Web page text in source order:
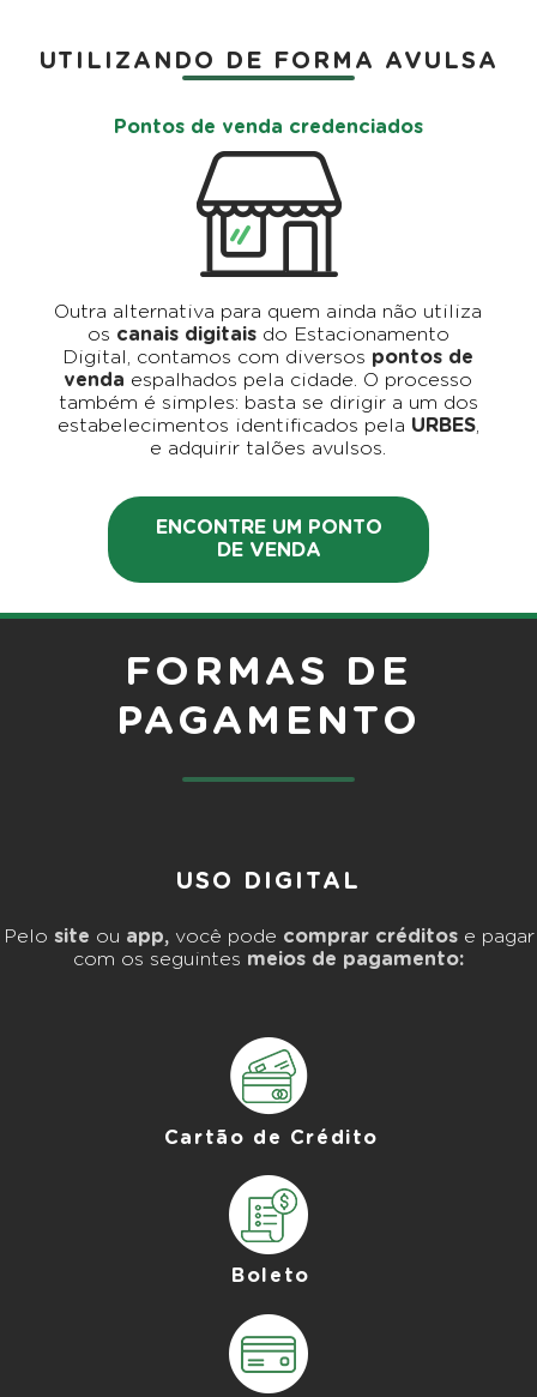
UTILIZANDO DE FORMA AVULSA
Pontos de venda credenciados
Outra alternativa para quem ainda não utiliza
os canais digitaisdo Estacionamento
Digital, contamos com diversos pontos de
venda espalhados pela cidade. O processo
também é simples: basta se dirigir a um dos
estabelecimentos identificados pela URBES,
e adquirir talões avulsos.
ENCONTRE UM PONTO
DE VENDA
FORMAS DE
PAGAMENTO
USO DIGITAL
Pelo site ou app, você pode comprar créditose pagar
com os seguintes meios de pagamento:
Cartão de Crédito
Boleto